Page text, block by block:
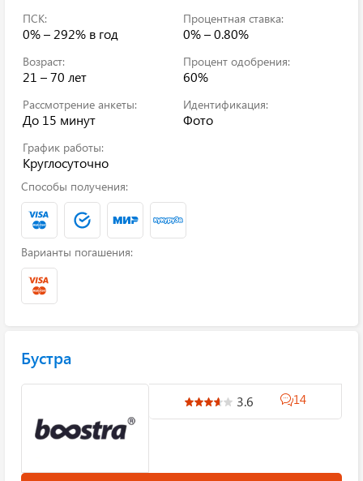
ПСК:
0% – 292% в год
Процентная ставка:
0% – 0.80%
Возраст:
21 – 70 лет
Процент одобрения:
60%
Рассмотрение анкеты:
До 15 минут
Идентификация:
Фото
График работы:
Круглосуточно
Способы получения:
Варианты погашения:
Бустра
3.6 14